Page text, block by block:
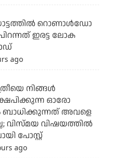
റൊണാള്‍ഡോ
ഇരട്ട ലോക
ago
നിങ്ങള്‍
ഓരോ
ബാധിക്കുന്നത് അവളെ
വിസ്മയ വിഷയത്തില്‍
പോസ്റ്റ്
ago